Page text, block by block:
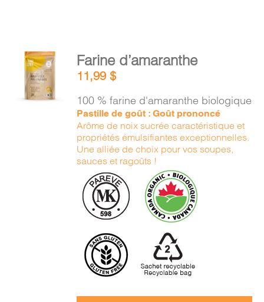
AJOUTER
AU
PANIER
Farine d’amaranthe
11,99$
100 % farine d'amaranthe biologique
Pastille de goût : Goût prononcé
Arôme de noix sucrée caractéristique et
propriétés émulsifiantes exceptionnelles.
Une alliée de choix pour vos soupes,
sauces et ragoûts !